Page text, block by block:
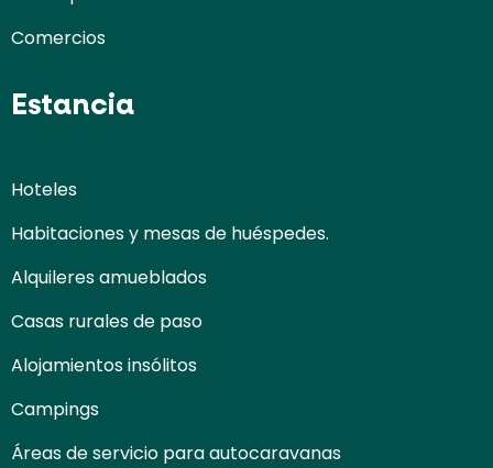
Comercios
Estancia
Hoteles
Habitaciones y mesas de huéspedes.
Alquileres amueblados
Casas rurales de paso
Alojamientos insólitos
Campings
Áreas de servicio para autocaravanas